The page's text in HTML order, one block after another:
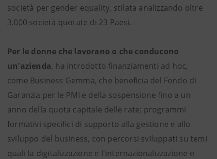
società per gender equality, stilata analizzando oltre
3.000 società quotate di 23 Paesi.
Per le donne che lavorano o che conducono
un'azienda, ha introdotto finanziamenti ad hoc,
come Business Gemma, che beneficia del Fondo di
Garanzia per le PMI e della sospensione fino a un
anno della quota capitale delle rate; programmi
formativi specifici di supporto alla gestione e allo
sviluppo del business, con percorsi sviluppati su temi
quali la digitalizzazione e l'internazionalizzazione e